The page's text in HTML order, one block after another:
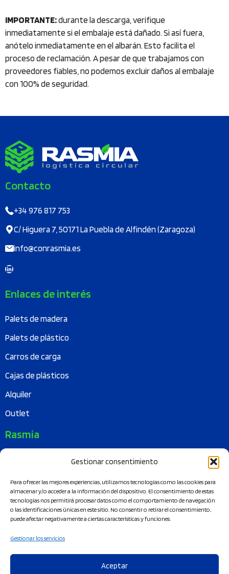
Gestionar consentimiento
Para ofrecer las mejores experiencias, utilizamos tecnologías como las cookies para
almacenar y/o acceder a la información del dispositivo. El consentimiento de estas
tecnologías nos permitirá procesar datos como el comportamiento de navegación
o las identificaciones únicas en este sitio. No consentir o retirar el consentimiento,
puede afectar negativamente a ciertas características y funciones.
Gestionar los servicios
Aceptar
IMPORTANTE:durante la descarga, verifique
inmediatamente si el embalaje está dañado. Si así fuera,
anótelo inmediatamente en el albarán. Esto facilita el
proceso de reclamación. A pesar de que trabajamos con
proveedores fiables, no podemos excluir daños al embalaje
con 100% de seguridad.
Contacto
+34 976 817 753
C/ Higuera 7, 50171 La Puebla de Alfindén (Zaragoza)
info@conrasmia.es
LinkedIn
Enlaces de interés
Palets de madera
Palets de plástico
Carros de carga
Cajas de plásticos
Alquiler
Outlet
Rasmia
Misión
Sostenibilidad
Certificados
Logistica circular
Blog